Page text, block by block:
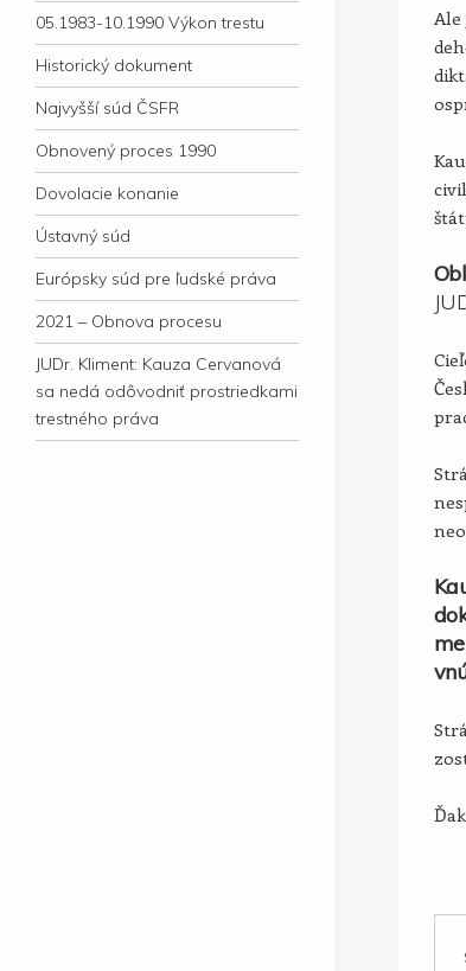
05.1983-10.1990 Výkon trestu
Historický dokument
Najvyšší súd ČSFR
Obnovený proces 1990
Dovolacie konanie
Ústavný súd
Európsky súd pre ľudské práva
2021 – Obnova procesu
JUDr. Kliment: Kauza Cervanová
sa nedá odôvodniť prostriedkami
trestného práva
Ale